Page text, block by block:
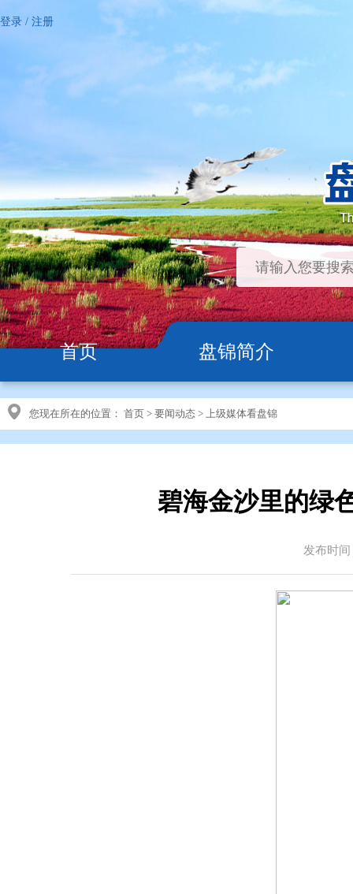
登录 / 注册
首页 盘锦简介
您现在所在的位置： 首页 > 要闻动态 > 上级媒体看盘锦
碧海金沙里的绿
发布时间